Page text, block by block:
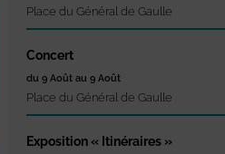
Place du Général de Gaulle
Concert
du 9 Août au 9 Août
Place du Général de Gaulle
Exposition « Itinéraires »